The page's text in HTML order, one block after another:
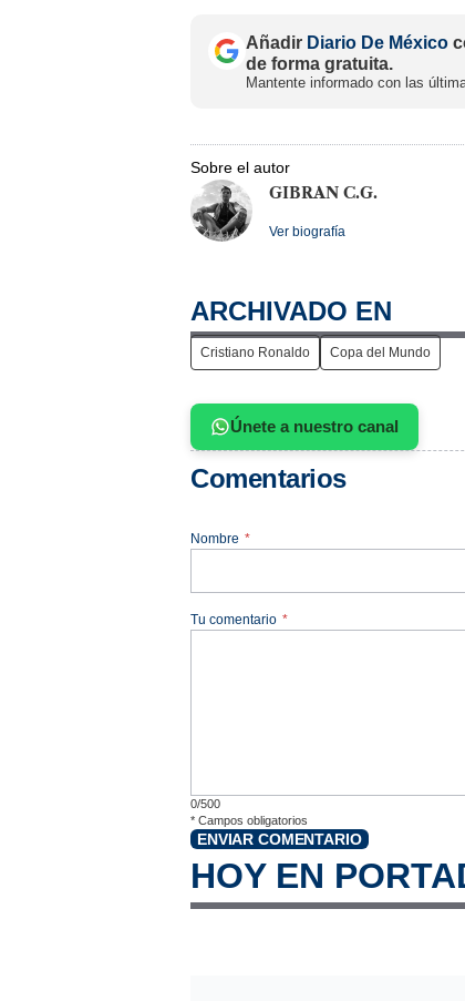
Añadir Diario De México
de forma gratuita.
Mantente informado con las
Sobre el autor
GIBRAN C.G.
Ver biografía
ARCHIVADO EN
Cristiano Ronaldo Copa del Mundo
Únete a nuestro canal
Comentarios
Nombre *
Tu comentario *
0/500
* Campos obligatorios
ENVIAR COMENTARIO
HOY EN